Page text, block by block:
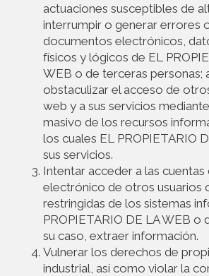
actuaciones susceptibles de
interrumpir o generar errores
documentos electrónicos,
físicos y lógicos de EL
WEB o de terceras personas;
obstaculizar el acceso de
web y a sus servicios
masivo de los recursos
los cuales EL PROPIETARIO
sus servicios.
Intentar acceder a las
electrónico de otros usuarios
restringidas de los sistemas
PROPIETARIO DE LA WEB o
su caso, extraer información.
Vulnerar los derechos de
industrial, así como violar la